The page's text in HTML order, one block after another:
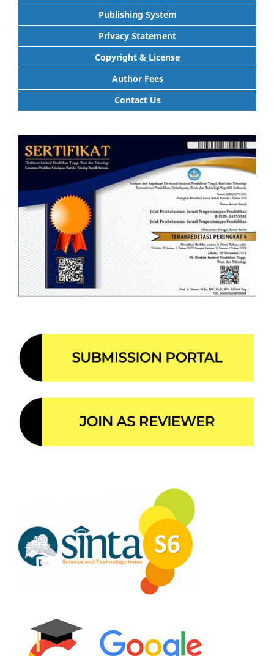
Publishing System
Privacy Statement
Copyright & License
Author Fees
Contact Us